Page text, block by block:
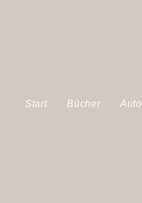
Start Bücher